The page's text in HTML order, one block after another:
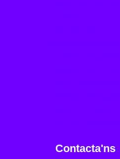
Contacta'ns